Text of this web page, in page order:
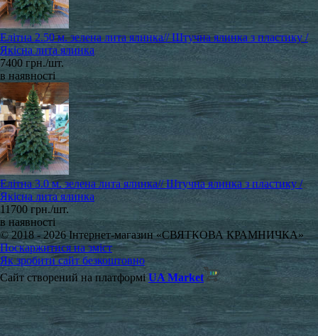
Елітна 2.50 м. зелена лита ялинка// Штучна ялинка з пластику /
Якісна лита ялинка
7400 грн./шт.
в наявності
Елітна 3.0 м. зелена лита ялинка// Штучна ялинка з пластику /
Якісна лита ялинка
11700 грн./шт.
в наявності
© 2018 - 2026 Інтернет-магазин «СВЯТКОВА КРАМНИЧКА»
Поскаржитися на зміст
Як зробити сайт безкоштовно
Сайт створений на платформіUA Market